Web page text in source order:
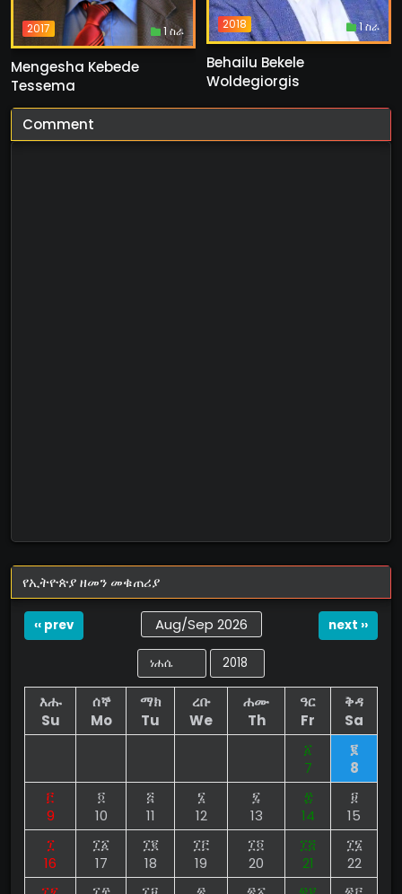
2017 1 ስራ
Mengesha Kebede
Tessema
2018 1 ስራ
Behailu Bekele
Woldegiorgis
Comment
የኢትዮጵያ ዘመን መቁጠሪያ
‹‹ prev Aug/Sep 2026 next ››
እሑ
Su
ሰኞ
Mo
ማክ
Tu
ረቡ
We
ሐሙ
Th
ዓር
Fr
ቅዳ
Sa
፩
7
፪
8
፫
9
፬
10
፭
11
፮
12
፯
13
፰
14
፱
15
፲
16
፲፩
17
፲፪
18
፲፫
19
፲፬
20
፲፭
21
፲፮
22